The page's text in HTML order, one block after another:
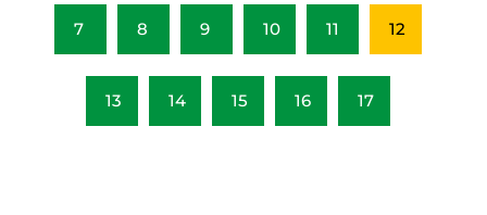
7 8 9 10 11 12
13 14 15 16 17